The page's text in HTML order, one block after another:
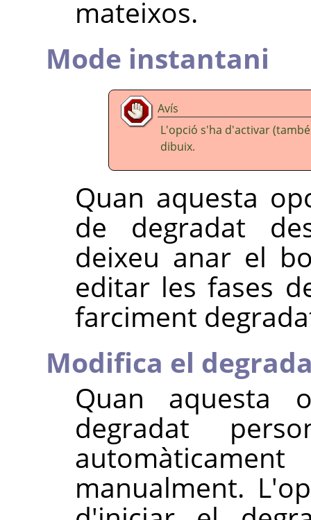
mateixos.
Mode instantani
Avís
L'opció s'ha d'activar
dibuix.
Quan aquesta
de degradat
deixeu anar el
editar les fases
farciment
Modifica el
Quan aquesta
degradat
manualment.